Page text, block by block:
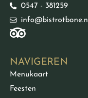
0547 - 381259
info@bistrotbone.nl
NAVIGEREN
Menukaart
Feesten